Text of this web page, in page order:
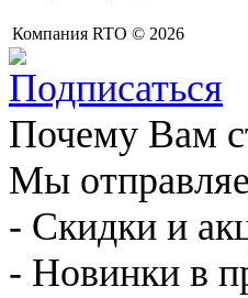
Компания RTO © 2026
Почему Вам
Мы
- Скидки и
- Новинки в